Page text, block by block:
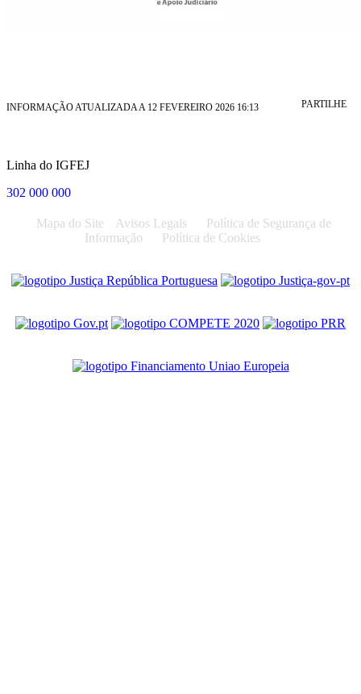
INFORMAÇÃO ATUALIZADA A 12 FEVEREIRO 2026 16:13 PARTILHE
Linha do IGFEJ
302 000 000
Mapa do Site Avisos Legais
Política de Segurança de
Informação
Política de Cookies